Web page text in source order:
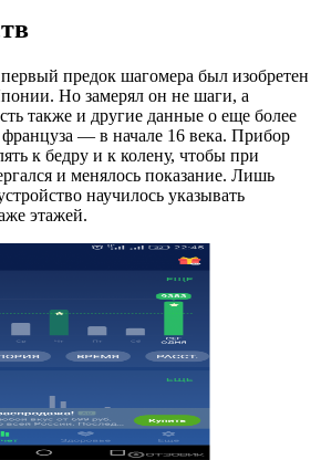
предок шагомера был изобретен
Но замерял он не шаги, а
также и другие данные о еще более
— в начале 16 века. Прибор
к бедру и к колену, чтобы при
и менялось показание. Лишь
научилось указывать
этажей.